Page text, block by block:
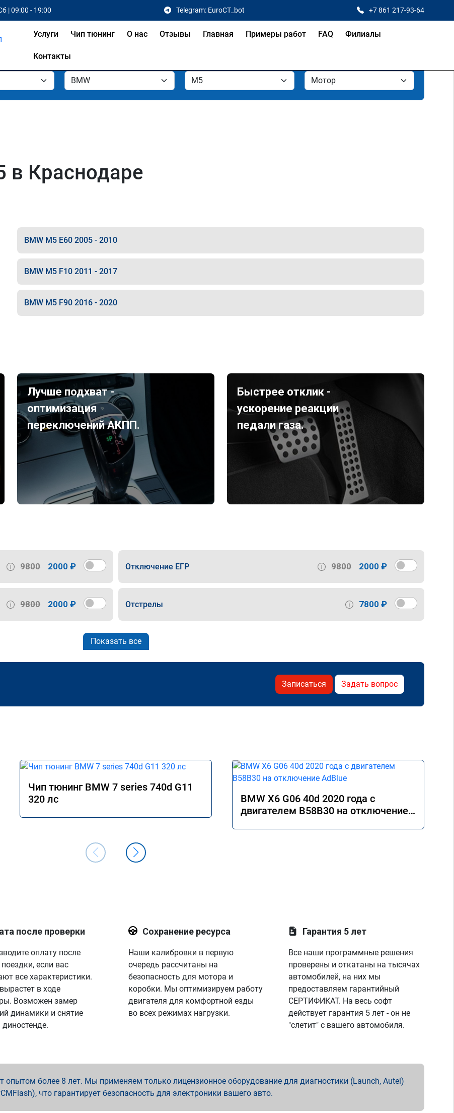
| 09:00 - 19:00 Telegram: EuroCT_bot +7 861 217-93-64
Услуги Чип тюнинг О нас Отзывы Главная Примеры работ FAQ Филиалы
Контакты
в Краснодаре
BMW M5 E60 2005 - 2010
BMW M5 F10 2011 - 2017
BMW M5 F90 2016 - 2020
Лучше подхват -
оптимизация
переключений АКПП.
Быстрее отклик -
ускорение реакции
педали газа.
9800 2000 ₽ Отключение ЕГР 9800 2000 ₽
9800 2000 ₽ Отстрелы 7800 ₽
Показать все
Записаться Задать вопрос
Чип тюнинг BMW 7 series 740d G11
320 лс
BMW X6 G06 40d 2020 года с
двигателем B58B30 на отключение
после проверки
оплату после
если вас
все характеристики.
в ходе
Возможен замер
динамики и снятие
диностенде.
Сохранение ресурса
Наши калибровки в первую
очередь рассчитаны на
безопасность для мотора и
коробки. Мы оптимизируем работу
двигателя для комфортной езды
во всех режимах нагрузки.
Гарантия 5 лет
Все наши программные решения
проверены и откатаны на тысячах
автомобилей, на них мы
предоставляем гарантийный
СЕРТИФИКАТ. На весь софт
действует гарантия 5 лет - он не
"слетит" с вашего автомобиля.
более 8 лет. Мы применяем только лицензионное оборудование для диагностики (Launch, Autel)
что гарантирует безопасность для электроники вашего авто.